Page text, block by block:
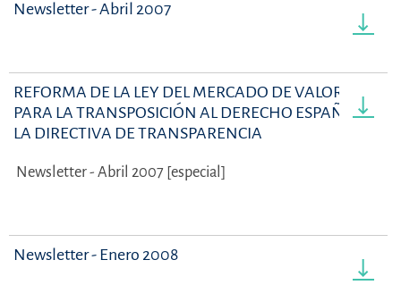
Newsletter - Abril 2007
REFORMA DE LA LEY DEL MERCADO DE VALORES
PARA LA TRANSPOSICIÓN AL DERECHO ESPAÑOL DE
LA DIRECTIVA DE TRANSPARENCIA
Newsletter - Abril 2007 [especial]
Newsletter - Enero 2008